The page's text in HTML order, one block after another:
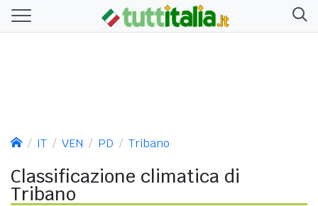
IT VEN PD Tribano
Classificazione climatica di
Tribano